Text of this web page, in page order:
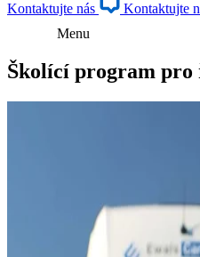
Kontaktujte nás
Kontaktujte
Menu
Školící program